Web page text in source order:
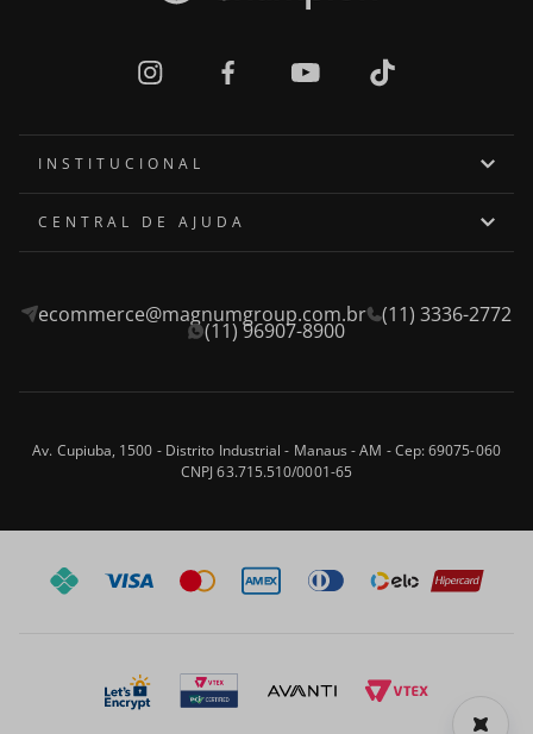
INSTITUCIONAL
Quem somos
Privacidade e Segurança
CENTRAL DE AJUDA
Fale Conosco
Formas de Pagamento
Perguntas frequentes
ecommerce@magnumgroup.com.br (11) 3336-2772
(11) 96907-8900
Av. Cupiuba, 1500 - Distrito Industrial - Manaus - AM - Cep: 69075-060
CNPJ 63.715.510/0001-65